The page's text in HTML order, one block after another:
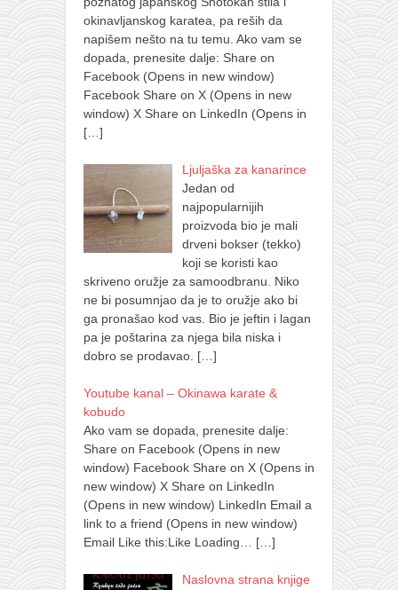
okinavljanskog karatea, pa reših da
napišem nešto na tu temu. Ako vam se
dopada, prenesite dalje: Share on
Facebook (Opens in new window)
Facebook Share on X (Opens in new
window) X Share on LinkedIn (Opens in
[…]
Ljuljaška za kanarince
Jedan od
najpopularnijih
proizvoda bio je mali
drveni bokser (tekko)
koji se koristi kao
skriveno oružje za samoodbranu. Niko
ne bi posumnjao da je to oružje ako bi
ga pronašao kod vas. Bio je jeftin i lagan
pa je poštarina za njega bila niska i
dobro se prodavao. […]
Youtube kanal – Okinawa karate &
kobudo
Ako vam se dopada, prenesite dalje:
Share on Facebook (Opens in new
window) Facebook Share on X (Opens in
new window) X Share on LinkedIn
(Opens in new window) LinkedIn Email a
link to a friend (Opens in new window)
Email Like this:Like Loading…
[…]
Naslovna strana knjige